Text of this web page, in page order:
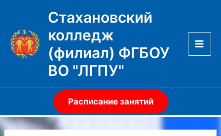
содержимому
Стахановский
колледж
(филиал) ФГБОУ
ВО "ЛГПУ"
Расписание занятий